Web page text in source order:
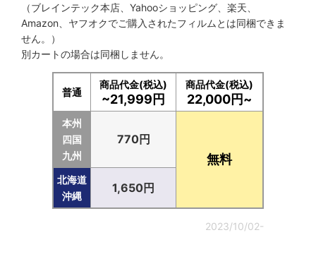
（ブレインテック本店、Yahooショッピング、楽天、
Amazon、ヤフオクでご購入されたフィルムとは同梱できま
せん。）
別カートの場合は同梱しません。
普通
商品代金(税込)
~21,999円
商品代金(税込)
22,000円~
本州
四国
九州
770円
無料
北海道
沖縄
1,650円
2023/10/02-